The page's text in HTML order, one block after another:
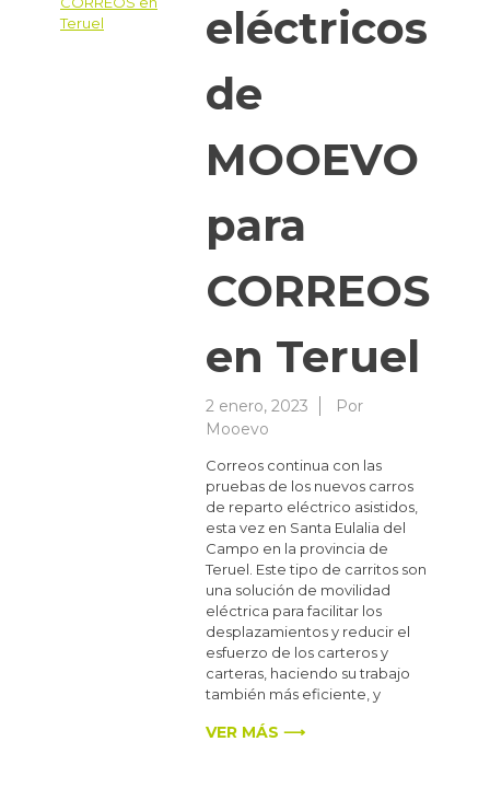
eléctricos
de
MOOEVO
para
CORREOS
en Teruel
2 enero, 2023
Por
Mooevo
Correos continua con las
pruebas de los nuevos carros
de reparto eléctrico asistidos,
esta vez en Santa Eulalia del
Campo en la provincia de
Teruel. Este tipo de carritos son
una solución de movilidad
eléctrica para facilitar los
desplazamientos y reducir el
esfuerzo de los carteros y
carteras, haciendo su trabajo
también más eficiente, y
VER MÁS ⟶